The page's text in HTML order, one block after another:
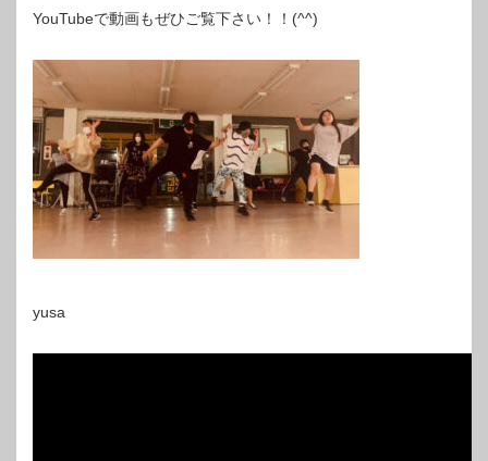
YouTubeで動画もぜひご覧下さい！！(^^)
yusa